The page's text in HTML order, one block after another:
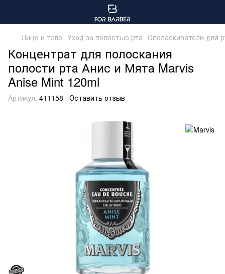
Лицо и тело Уход за полостью рта Ополаскиватели для
Концентрат для полоскания
полости рта Анис и Мята Marvis
Anise Mint 120ml
Артикул: 411158 Оставить отзыв